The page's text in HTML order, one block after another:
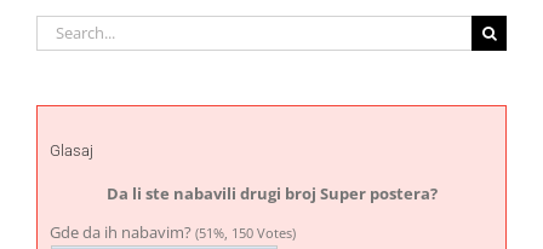
Search
for:
Glasaj
Da li ste nabavili drugi broj Super postera?
Gde da ih nabavim? (51%, 150 Votes)